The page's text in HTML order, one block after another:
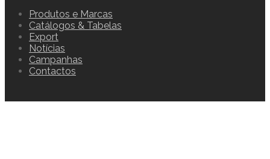
Produtos e Marcas
Catálogos & Tabelas
Export
Notícias
Campanhas
Contactos